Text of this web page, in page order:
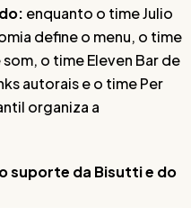
enquanto o time Julio
define o menu, o time
o time Eleven Bar de
autorais e o time Per
organiza a
suporte da Bisutti e do